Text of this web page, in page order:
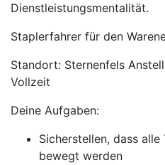
Dienstleistungsmentalität.
Staplerfahrer für den
Standort: Sternenfels
Vollzeit
Deine Aufgaben:
Sicherstellen, dass
bewegt werden